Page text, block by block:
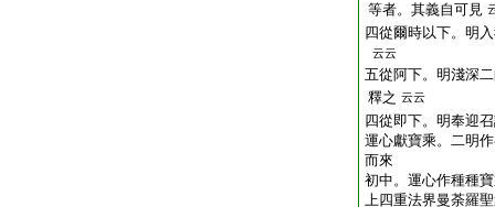
等者。其義自可見
四從爾時以下。明
云云
五從阿下。明淺深
釋之 云云
四從即下。明奉迎
運心獻寶乘。二明
而來
初中。運心作種種
上四重法界曼荼羅